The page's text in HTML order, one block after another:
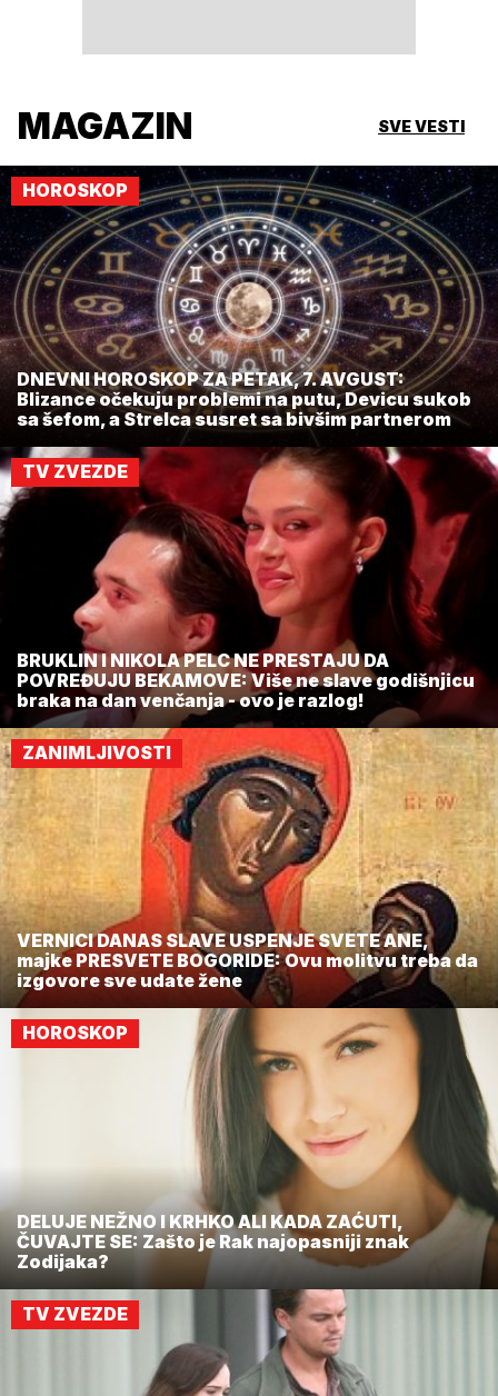
MAGAZIN SVE VESTI
HOROSKOP
DNEVNI HOROSKOP ZA PETAK, 7. AVGUST:
Blizance očekuju problemi na putu, Devicu sukob
sa šefom, a Strelca susret sa bivšim partnerom
TV ZVEZDE
BRUKLIN I NIKOLA PELC NE PRESTAJU DA
POVREĐUJU BEKAMOVE: Više ne slave godišnjicu
braka na dan venčanja - ovo je razlog!
ZANIMLJIVOSTI
VERNICI DANAS SLAVE USPENJE SVETE ANE,
majke PRESVETE BOGORIDE: Ovu molitvu treba da
izgovore sve udate žene
HOROSKOP
DELUJE NEŽNO I KRHKO ALI KADA ZAĆUTI,
ČUVAJTE SE: Zašto je Rak najopasniji znak
Zodijaka?
TV ZVEZDE